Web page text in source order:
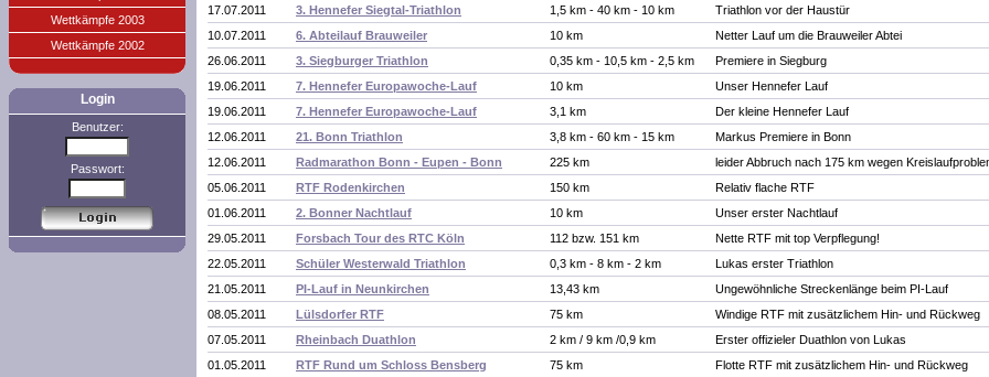
Wettkämpfe 2003
Wettkämpfe 2002
Login
Benutzer:
Passwort:
17.07.2011
3. Hennefer Siegtal-Triathlon 1,5 km - 40 km - 10 km
Triathlon vor der Haustür
10.07.2011
6. Abteilauf Brauweiler 10 km
Netter Lauf um die Brauweiler Abtei
26.06.2011
3. Siegburger Triathlon 0,35 km - 10,5 km - 2,5 km
Premiere in Siegburg
19.06.2011
7. Hennefer Europawoche-Lauf 10 km
Unser Hennefer Lauf
19.06.2011
7. Hennefer Europawoche-Lauf 3,1 km
Der kleine Hennefer Lauf
12.06.2011
21. Bonn Triathlon 3,8 km - 60 km - 15 km
Markus Premiere in Bonn
12.06.2011
Radmarathon Bonn - Eupen - Bonn 225 km
leider Abbruch nach 175 km wegen
05.06.2011
RTF Rodenkirchen 150 km
Relativ flache RTF
01.06.2011
2. Bonner Nachtlauf 10 km
Unser erster Nachtlauf
29.05.2011
Forsbach Tour des RTC Köln 112 bzw. 151 km
Nette RTF mit top Verpflegung!
22.05.2011
Schüler Westerwald Triathlon 0,3 km - 8 km - 2 km
Lukas erster Triathlon
21.05.2011
PI-Lauf in Neunkirchen 13,43 km
Ungewöhnliche Streckenlänge beim PI-Lauf
08.05.2011
Lülsdorfer RTF 75 km
Windige RTF mit zusätzlichem Hin- und Rückweg
07.05.2011
Rheinbach Duathlon 2 km / 9 km /0,9 km
Erster offizieler Duathlon von Lukas
01.05.2011
RTF Rund um Schloss Bensberg 75 km
Flotte RTF mit zusätzlichem Hin- und Rückweg